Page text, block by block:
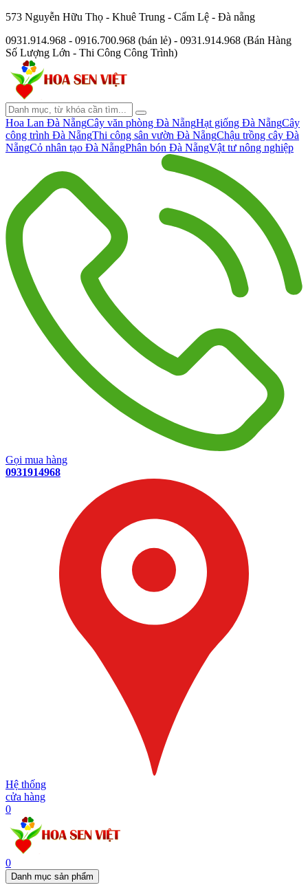
573 Nguyễn Hữu Thọ - Khuê Trung - Cẩm Lệ - Đà nẵng
0931.914.968 - 0916.700.968 (bán lẻ) - 0931.914.968 (Bán Hàng
Số Lượng Lớn - Thi Công Công Trình)
Hoa Lan Đà NẵngCây văn phòng Đà NẵngHạt giống Đà NẵngCây
công trình Đà NẵngThi công sân vườn Đà NẵngChậu trồng cây Đà
NẵngCỏ nhân tạo Đà NẵngPhân bón Đà NẵngVật tư nông nghiệp
Gọi mua hàng
0931914968
Hệ thống
cửa hàng
0
0
Danh mục sản phẩm